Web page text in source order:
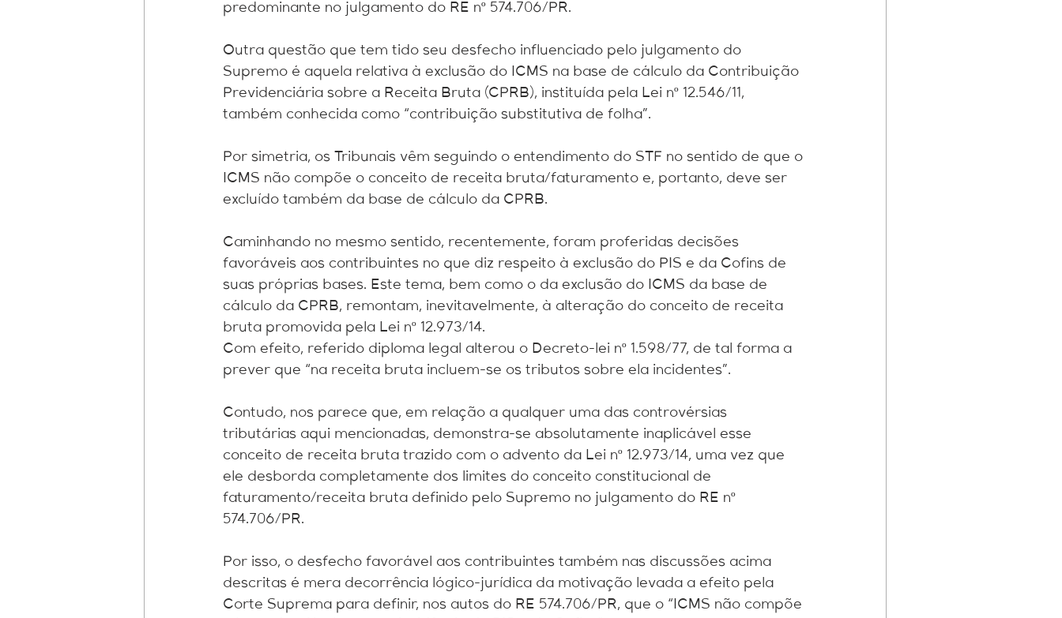
predominante no julgamento do RE nº 574.706/PR.
Outra questão que tem tido seu desfecho influenciado pelo julgamento do
Supremo é aquela relativa à exclusão do ICMS na base de cálculo da Contribuição
Previdenciária sobre a Receita Bruta (CPRB), instituída pela Lei nº 12.546/11,
também conhecida como “contribuição substitutiva de folha”.
Por simetria, os Tribunais vêm seguindo o entendimento do STF no sentido de que o
ICMS não compõe o conceito de receita bruta/faturamento e, portanto, deve ser
excluído também da base de cálculo da CPRB.
Caminhando no mesmo sentido, recentemente, foram proferidas decisões
favoráveis aos contribuintes no que diz respeito à exclusão do PIS e da Cofins de
suas próprias bases. Este tema, bem como o da exclusão do ICMS da base de
cálculo da CPRB, remontam, inevitavelmente, à alteração do conceito de receita
bruta promovida pela Lei nº 12.973/14.
Com efeito, referido diploma legal alterou o Decreto-lei nº 1.598/77, de tal forma a
prever que “na receita bruta incluem-se os tributos sobre ela incidentes”.
Contudo, nos parece que, em relação a qualquer uma das controvérsias
tributárias aqui mencionadas, demonstra-se absolutamente inaplicável esse
conceito de receita bruta trazido com o advento da Lei nº 12.973/14, uma vez que
ele desborda completamente dos limites do conceito constitucional de
faturamento/receita bruta definido pelo Supremo no julgamento do RE nº
574.706/PR.
Por isso, o desfecho favorável aos contribuintes também nas discussões acima
descritas é mera decorrência lógico-jurídica da motivação levada a efeito pela
Corte Suprema para definir, nos autos do RE 574.706/PR, que o “ICMS não compõe